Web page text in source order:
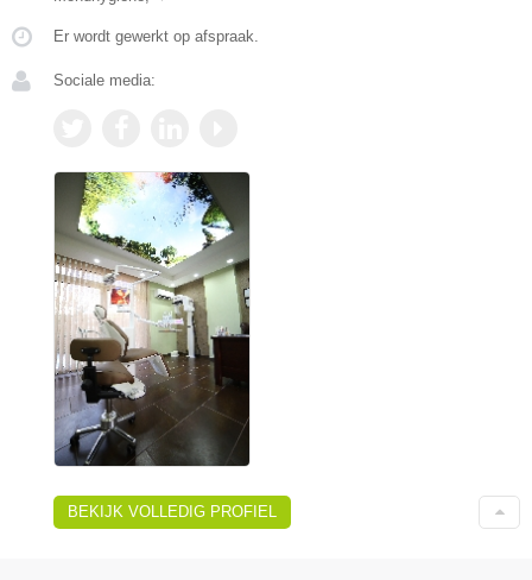
Er wordt gewerkt op afspraak.
Sociale media:
BEKIJK VOLLEDIG PROFIEL